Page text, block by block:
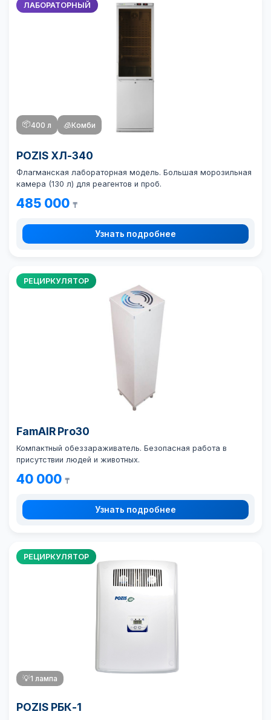
ЛАБОРАТОРНЫЙ
📦400 л 🧊Комби
POZIS ХЛ-340
Флагманская лабораторная модель. Большая морозильная
камера (130 л) для реагентов и проб.
485 000 ₸
Узнать подробнее
РЕЦИРКУЛЯТОР
FamAIR Pro30
Компактный обеззараживатель. Безопасная работа в
присутствии людей и животных.
40 000 ₸
Узнать подробнее
РЕЦИРКУЛЯТОР
💡1 лампа
POZIS РБК-1